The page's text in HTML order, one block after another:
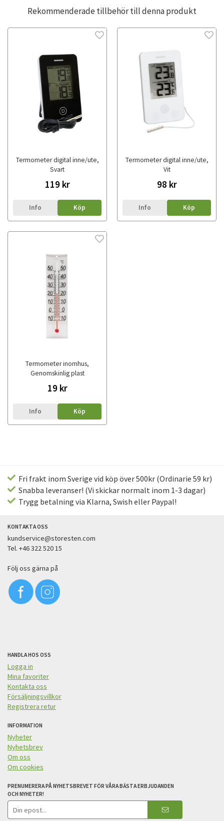
Rekommenderade tillbehör till denna produkt
Termometer digital inne/ute,
Svart
119 kr
Info Köp
Termometer digital inne/ute,
Vit
98 kr
Info Köp
Termometer inomhus,
Genomskinlig plast
19 kr
Info Köp
Fri frakt inom Sverige vid köp över 500kr (Ordinarie 59 kr)
Snabba leveranser! (Vi skickar normalt inom 1-3 dagar)
Trygg betalning via Klarna, Swish eller Paypal!
KONTAKTA OSS
kundservice@storesten.com
Tel. +46 322 520 15
Följ oss gärna på
HANDLA HOS OSS
Logga in
Mina favoriter
Kontakta oss
Försäljningsvillkor
Registrera retur
INFORMATION
Nyheter
Nyhetsbrev
Om oss
Om cookies
PRENUMERERA PÅ NYHETSBREVET FÖR VÅRA BÄSTA ERBJUDANDEN
OCH NYHETER!
E-
postadress